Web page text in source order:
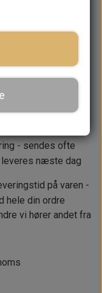
kundeservice
- sendes ofte
leveres næste dag
på varen -
hele din ordre
vi hører andet fra